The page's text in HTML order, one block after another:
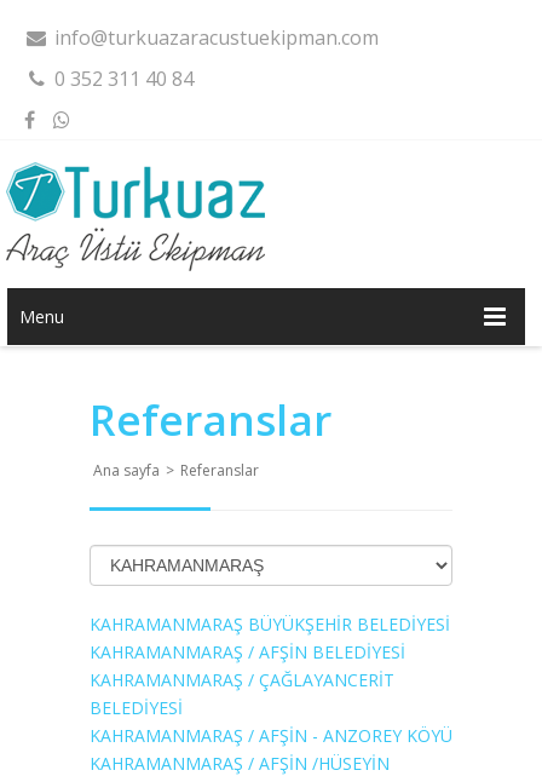
info@turkuazaracustuekipman.com
0 352 311 40 84
Menu
Referanslar
Ana sayfa > Referanslar
KAHRAMANMARAŞ BÜYÜKŞEHİR BELEDİYESİ
KAHRAMANMARAŞ / AFŞİN BELEDİYESİ
KAHRAMANMARAŞ / ÇAĞLAYANCERİT
BELEDİYESİ
KAHRAMANMARAŞ / AFŞİN - ANZOREY KÖYÜ
KAHRAMANMARAŞ / AFŞİN /HÜSEYİN